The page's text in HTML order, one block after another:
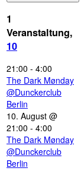
1
Veranstaltung,
10
21:00 - 4:00
The Dark Mønday
@Dunckerclub
Berlin
10. August @
21:00 - 4:00
The Dark Mønday
@Dunckerclub
Berlin